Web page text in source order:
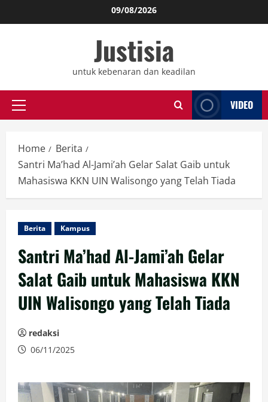
to
09/08/2026
Justisia
untuk kebenaran dan keadilan
Primary
VIDEO
Home
Berita
Santri Ma’had Al-Jami’ah Gelar Salat Gaib untuk
Mahasiswa KKN UIN Walisongo yang Telah Tiada
Berita Kampus
Santri Ma’had Al-Jami’ah Gelar
Salat Gaib untuk Mahasiswa KKN
UIN Walisongo yang Telah Tiada
redaksi
06/11/2025